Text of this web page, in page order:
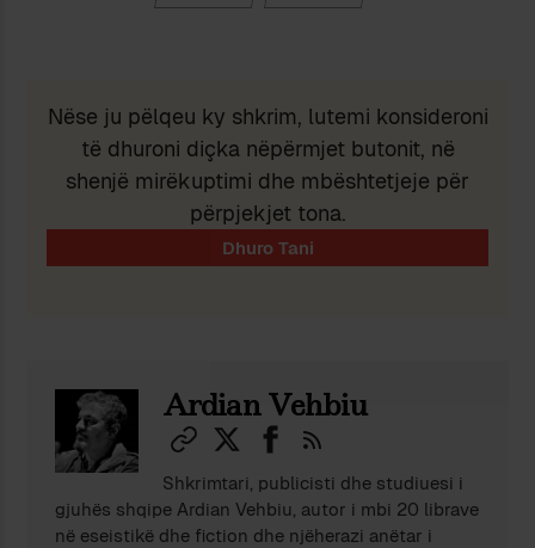
Nëse ju pëlqeu ky shkrim, lutemi konsideroni
të dhuroni diçka nëpërmjet butonit, në
shenjë mirëkuptimi dhe mbështetjeje për
përpjekjet tona.
Ardian Vehbiu
Shkrimtari, publicisti dhe studiuesi i
gjuhës shqipe Ardian Vehbiu, autor i mbi 20 librave
në eseistikë dhe fiction dhe njëherazi anëtar i